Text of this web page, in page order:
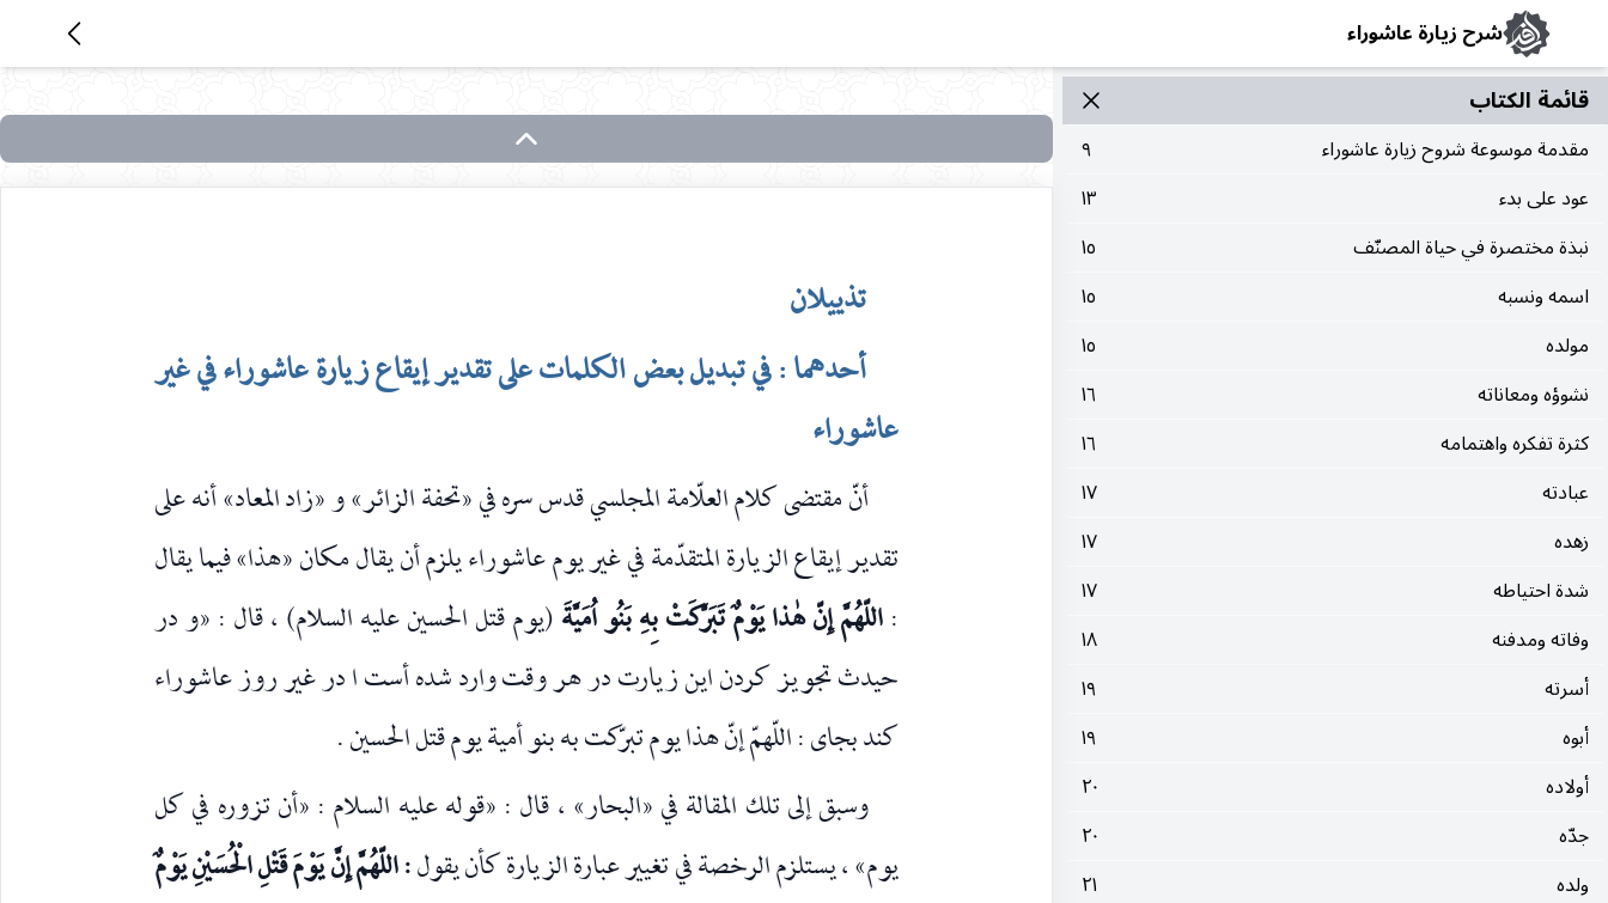
شرح زيارة عاشوراء
قائمة الکتاب
مقدمة موسوعة شروح زيارة عاشوراء
٩
عود على بدء
١٣
نبذة مختصرة في حياة المصنّف
١٥
اسمه ونسبه
١٥
مولده
١٥
نشوؤه ومعاناته
١٦
كثرة تفكره واهتمامه
١٦
عبادته
١٧
زهده
١٧
شدة احتياطه
١٧
وفاته ومدفنه
١٨
أسرته
١٩
أبوه
١٩
أولاده
٢٠
جدّه
٢٠
ولده
٢١
البحث
البحث
في
تذييلان
أحدهما : في تبديل بعض الكلمات على تقدير إيقاع زيارة عاشوراء في غير
عاشوراء
أنّ مقتضى كلام العلّامة المجلسي قدس سره في «تحفة الزائر» و «زاد المعاد» أنه على
تقدير إيقاع الزيارة المتقدّمة في غير يوم عاشوراء يلزم أن يقال مكان «هذا» فيما يقال
:اللّهُمَّ إِنّ هٰذا يَوْمٌ تَبَرَّكَتْ بِهِ بَنُو اُمَيَّةَ(يوم قتل الحسين عليه السلام) ، قال : «و در
حيدث تجويز كردن اين زيارت در هر وقت وارد شده أست ا در غير روز عاشوراء
كند بجاى : اللّهمّ إنّ هذا يوم تبرّكت به بنو أمية يوم قتل الحسين .
وسبق إلى تلك المقالة في «البحار» ، قال : «قوله عليه السلام : «أن تزوره في كل
يوم» ، يستلزم الرخصة في تغيير عبارة الزيارة كأن يقول: اللّهُمَّ إِنَّ يَوْمَ قَتْلِ الْحُسَيْنِ يَوْمٌ